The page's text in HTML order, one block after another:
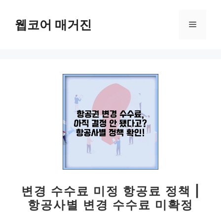
웹코어 매거진 메
변경 수수료 미정 항공료 정책 |
항공사별 변경 수수료 미확정